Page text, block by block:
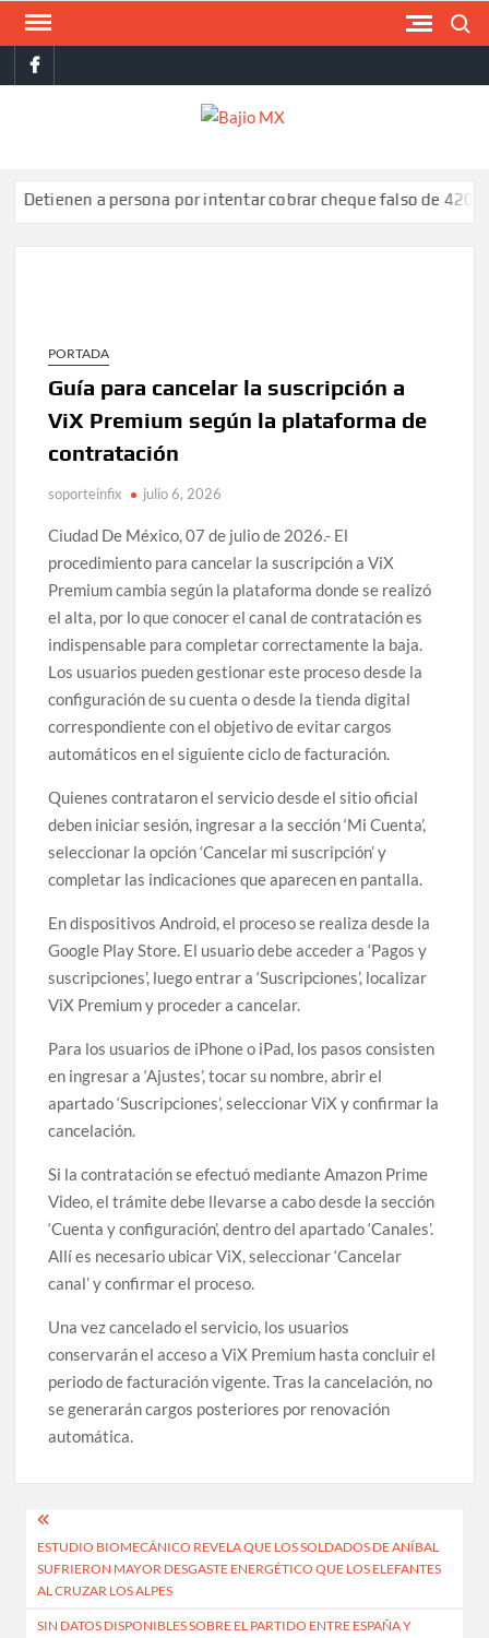
Saltar
contenidofacebook
a persona por intentar cobrar cheque falso de 420,000
PORTADA
Guía para cancelar la suscripción a
ViX Premium según la plataforma de
contratación
soporteinfix julio 6, 2026
Ciudad De México, 07 de julio de 2026.- El
procedimiento para cancelar la suscripción a ViX
Premium cambia según la plataforma donde se realizó
el alta, por lo que conocer el canal de contratación es
indispensable para completar correctamente la baja.
Los usuarios pueden gestionar este proceso desde la
configuración de su cuenta o desde la tienda digital
correspondiente con el objetivo de evitar cargos
automáticos en el siguiente ciclo de facturación.
Quienes contrataron el servicio desde el sitio oficial
deben iniciar sesión, ingresar a la sección ‘Mi Cuenta’,
seleccionar la opción ‘Cancelar mi suscripción’ y
completar las indicaciones que aparecen en pantalla.
En dispositivos Android, el proceso se realiza desde la
Google Play Store. El usuario debe acceder a ‘Pagos y
suscripciones’, luego entrar a ‘Suscripciones’, localizar
ViX Premium y proceder a cancelar.
Para los usuarios de iPhone o iPad, los pasos consisten
en ingresar a ‘Ajustes’, tocar su nombre, abrir el
apartado ‘Suscripciones’, seleccionar ViX y confirmar la
cancelación.
Si la contratación se efectuó mediante Amazon Prime
Video, el trámite debe llevarse a cabo desde la sección
‘Cuenta y configuración’, dentro del apartado ‘Canales’.
Allí es necesario ubicar ViX, seleccionar ‘Cancelar
canal’ y confirmar el proceso.
Una vez cancelado el servicio, los usuarios
conservarán el acceso a ViX Premium hasta concluir el
periodo de facturación vigente. Tras la cancelación, no
se generarán cargos posteriores por renovación
automática.
Navegación
de
entradas
ESTUDIO BIOMECÁNICO REVELA QUE LOS SOLDADOS DE ANÍBAL
SUFRIERON MAYOR DESGASTE ENERGÉTICO QUE LOS ELEFANTES
AL CRUZAR LOS ALPES
SIN DATOS DISPONIBLES SOBRE EL PARTIDO ENTRE ESPAÑA Y